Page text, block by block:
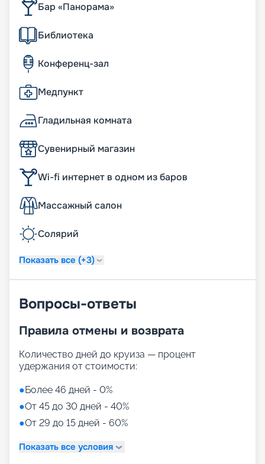
Бар «Панорама»
Библиотека
Конференц-зал
Медпункт
Гладильная комната
Сувенирный магазин
Wi-fi интернет в одном из баров
Массажный салон
Солярий
Показать все (+3)
Вопросы-ответы
Правила отмены и возврата
Количество дней до круиза — процент
удержания от стоимости:
●Более 46 дней - 0%
●От 45 до 30 дней - 40%
●От 29 до 15 дней - 60%
Показать все условия